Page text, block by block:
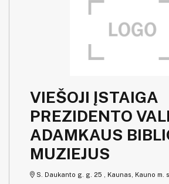
VIEŠOJI ĮSTAIGA
PREZIDENTO
ADAMKAUS
MUZIEJUS
S. Daukanto g. g. 25 , Kaunas, Kauno m.